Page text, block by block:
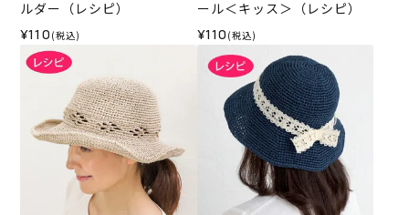
ルダー（レシピ）
¥110 (税込)
ール＜キッス＞（レシピ）
¥110 (税込)